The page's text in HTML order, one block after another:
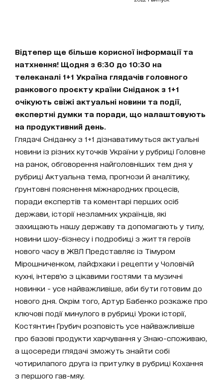
Відтепер ще більше корисної інформації та
натхнення! Щодня з 6:30 до 10:30 на
телеканалі 1+1 Україна глядачів головного
ранкового проєкту країни Сніданок з 1+1
очікують свіжі актуальні новини та події,
експертні думки та поради, що налаштовують
на продуктивний день.
Глядачі Сніданку з 1+1 дізнаватимуться актуальні
новини із різних куточків України у рубриці Головне
на ранок, обговорення найголовніших тем дня у
рубриці Актуальна тема, прогнози й аналітику,
ґрунтовні пояснення міжнародних процесів,
поради експертів та коментарі перших осіб
держави, історії незламних українців, які
захищають нашу державу та допомагають у тилу,
новини шоу-бізнесу і подробиці з життя героїв
нового часу в ЖВЛ Представляє із Тімуром
Мірошниченком, лайфхаки і рецепти у Чоловічій
кухні, інтерв’ю з цікавими гостями та музичні
новинки - усе найважливіше, аби бути готовим до
нового дня. Окрім того, Артур Бабенко розкаже про
ключові події минулого в рубриці Уроки історії,
Костянтин Грубич розповість усе найважливіше
про базові продукти харчування у Знаю-споживаю,
а щосереди глядачі зможуть знайти собі
чотирилапого друга із притулку в рубриці Кохання
з першого гав-мяу.